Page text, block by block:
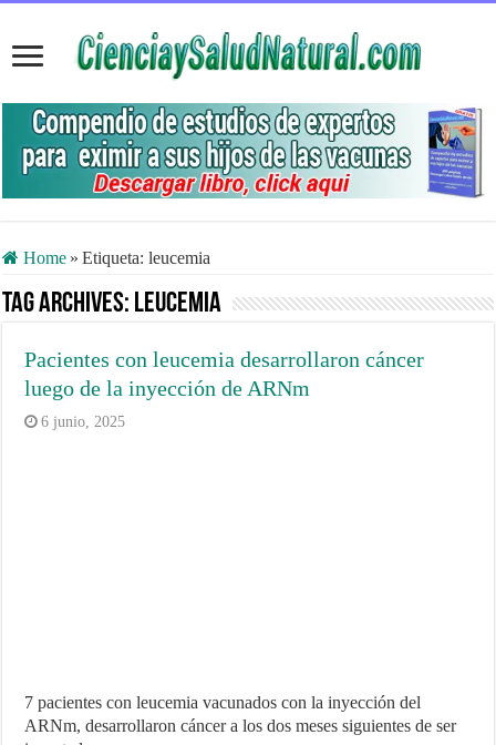
Home » Etiqueta:leucemia
Tag Archives: leucemia
Pacientes con leucemia desarrollaron cáncer
luego de la inyección de ARNm
6 junio, 2025
7 pacientes con leucemia vacunados con la inyección del
ARNm, desarrollaron cáncer a los dos meses siguientes de ser